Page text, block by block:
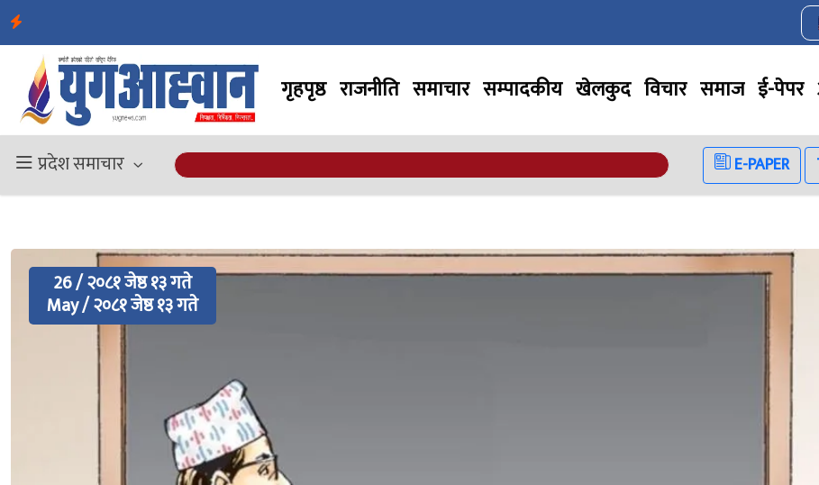
गृहपृष्ठ राजनीति समाचार सम्पादकीय खेलकुद विचार समाज ई-पेपर
प्रदेश समाचार E-PAPER
26 / २०८१ जेष्ठ १३ गते
May / २०८१ जेष्ठ १३ गते